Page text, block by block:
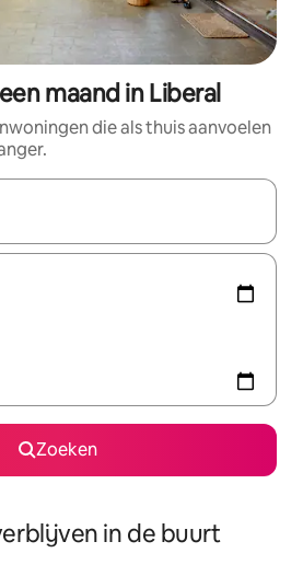
maand in Liberal
die als thuis aanvoelen
beschikbaar zijn, maak je een keuze
Zoeken
in de buurt